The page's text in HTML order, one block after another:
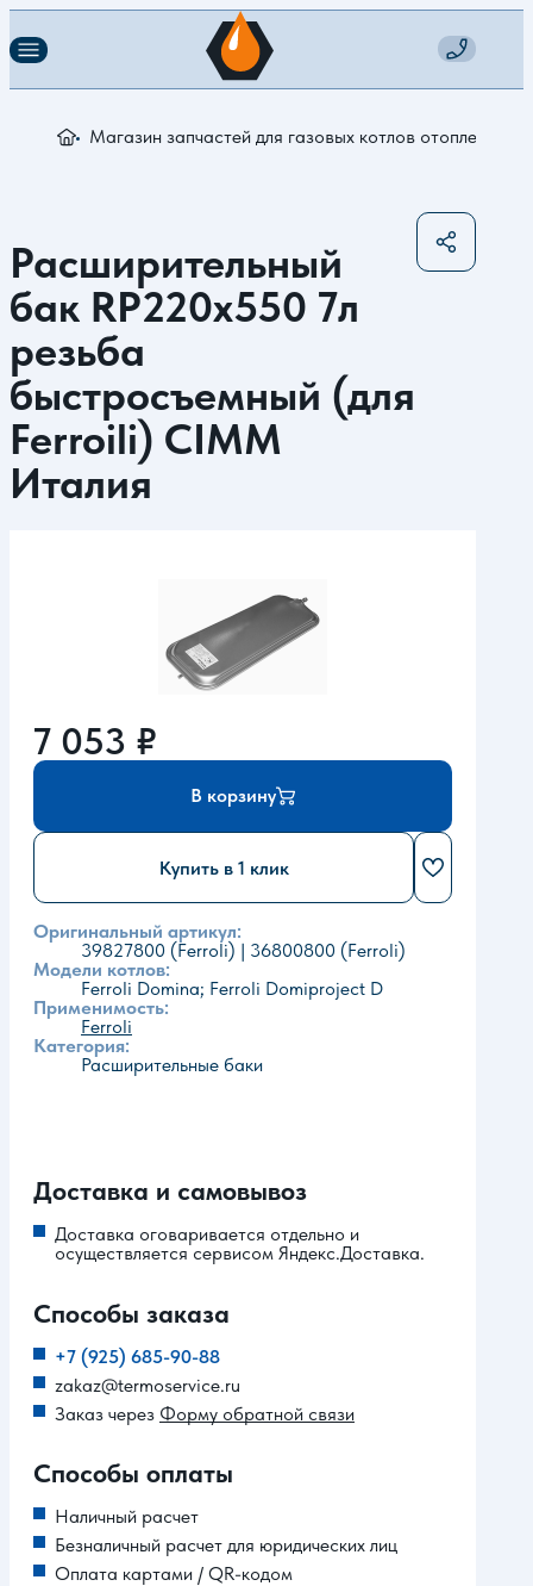
Магазин запчастей для газовых котлов отопления
Расширительный
бак RP220x550 7л
резьба
быстросъемный (для
Ferroili) CIMM
Италия
7 053 ₽
В корзину
Купить в 1 клик
Оригинальный артикул:
39827800 (Ferroli) | 36800800 (Ferroli)
Модели котлов:
Ferroli Domina; Ferroli Domiproject D
Применимость:
Ferroli
Категория:
Расширительные баки
Доставка и самовывоз
Доставка оговаривается отдельно и
осуществляется сервисом Яндекс.Доставка.
Способы заказа
+7 (925) 685-90-88
zakaz@termoservice.ru
Заказ через Форму обратной связи
Способы оплаты
Наличный расчет
Безналичный расчет для юридических лиц
Оплата картами / QR-кодом